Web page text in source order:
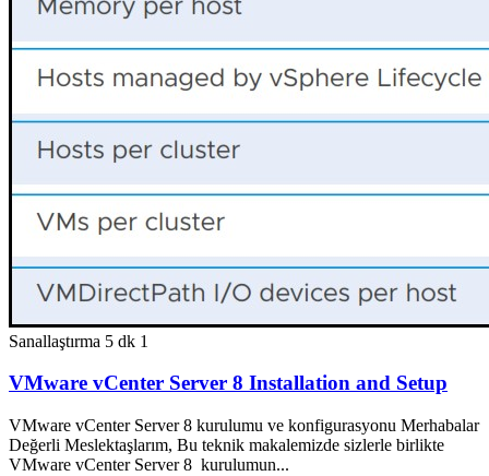
Sanallaştırma 5 dk 1
VMware vCenter Server 8 Installation and Setup
VMware vCenter Server 8 kurulumu ve konfigurasyonu Merhabalar
Değerli Meslektaşlarım, Bu teknik makalemizde sizlerle birlikte
VMware vCenter Server 8 kurulumun...